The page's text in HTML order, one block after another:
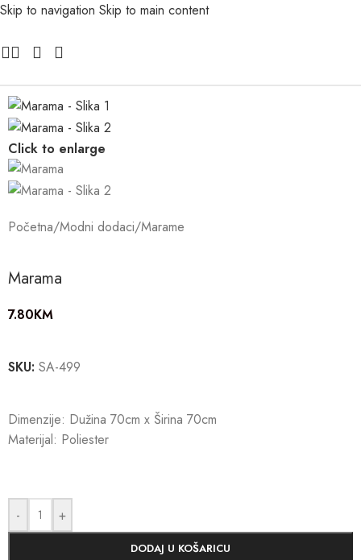
Skip to navigation Skip to main content
Click to enlarge
Početna/Modni dodaci/Marame
Marama
7.80KM
SKU: SA-499
Dimenzije: Dužina 70cm x Širina 70cm
Materijal: Poliester
- +
DODAJ U KOŠARICU